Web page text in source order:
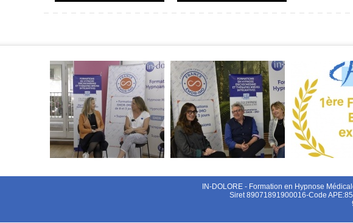
IN-DOLORE - Formation en Hypnose
Siret 89071891900016-Code